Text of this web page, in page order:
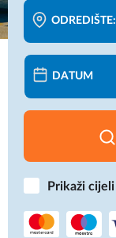
ODREDIŠTE:
DATUM
Prikaži